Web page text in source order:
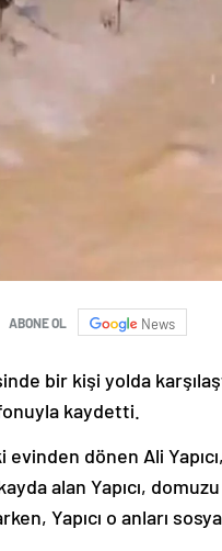
ABONE OL News
bir kişi yolda
kaydetti.
evinden dönen Ali
alan Yapıcı,
Yapıcı o anları